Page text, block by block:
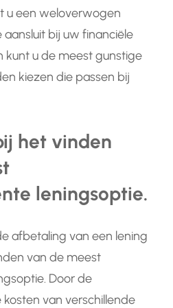
u een weloverwogen
bij uw financiële
kunt u de meest gunstige
kiezen die passen bij
het vinden
leningsoptie.
afbetaling van een lening
van de meest
Door de
van verschillende